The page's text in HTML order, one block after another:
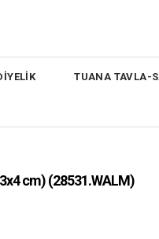
TUANA TAVLA-
cm)(28531.WALM)